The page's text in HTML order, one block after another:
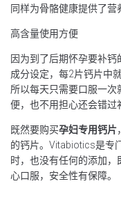
同样为骨骼健康提供了营
高含量使用方便
因为到了后期怀孕要补
成分设定，每2片钙片中
所以每天只需要口服一
便，也不用担心还会错过
既然要购买孕妇专用钙片
的钙片。Vitabiotics是专
时，也没有任何的添加
心口服，安全性有保障。